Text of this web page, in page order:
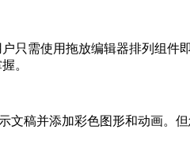
只需使用拖放编辑器排列组件
。
稿并添加彩色图形和动画。